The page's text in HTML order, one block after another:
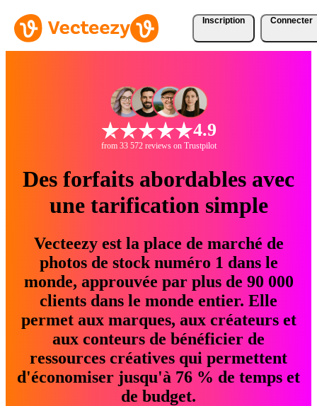
Inscription Connecter
4.9
from 33 572 reviews on Trustpilot
Des forfaits abordables avec
une tarification simple
Vecteezy est la place de marché de
photos de stock numéro 1 dans le
monde, approuvée par plus de 90 000
clients dans le monde entier. Elle
permet aux marques, aux créateurs et
aux conteurs de bénéficier de
ressources créatives qui permettent
d'économiser jusqu'à 76 % de temps et
de budget.